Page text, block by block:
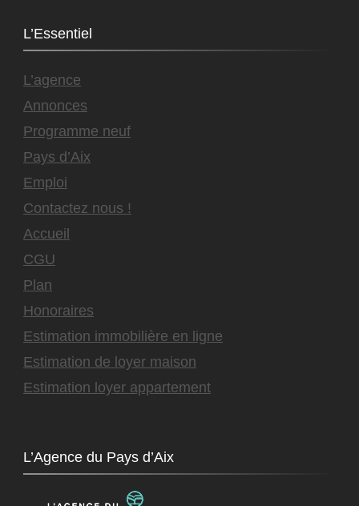
L’Essentiel
L’agence
Annonces
Programme neuf
Pays d’Aix
Emploi
Contactez nous !
Accueil
CGU
Plan
Honoraires
Estimation immobilière en ligne
Estimation de loyer maison
Estimation loyer appartement
L’Agence du Pays d’Aix